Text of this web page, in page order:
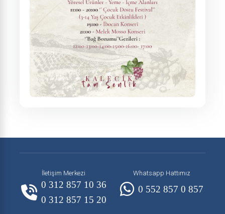
İletişim Merkezi
0 312 857 10 36
0 312 857 15 20
Whatsapp Hattımız
0 552 857 0 857